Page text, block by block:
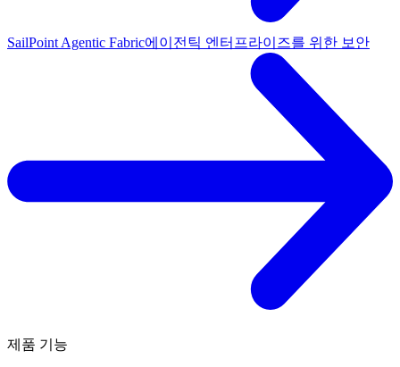
SailPoint Agentic Fabric에이전틱 엔터프라이즈를 위한 보안
제품 기능